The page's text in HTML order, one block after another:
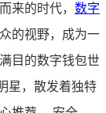
来的时代， 数字
的视野，成为一
目的数字钱包世
星，散发着独特